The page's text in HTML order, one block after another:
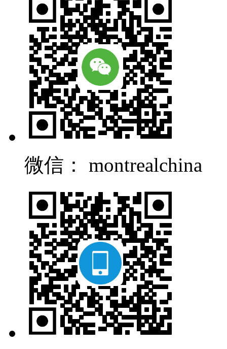
微信： montrealchina